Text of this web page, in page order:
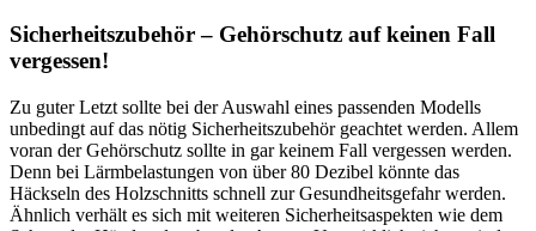
Sicherheitszubehör – Gehörschutz auf keinen Fall
vergessen!
Zu guter Letzt sollte bei der Auswahl eines passenden Modells
unbedingt auf das nötig Sicherheitszubehör geachtet werden. Allem
voran der Gehörschutz sollte in gar keinem Fall vergessen werden.
Denn bei Lärmbelastungen von über 80 Dezibel könnte das
Häckseln des Holzschnitts schnell zur Gesundheitsgefahr werden.
Ähnlich verhält es sich mit weiteren Sicherheitsaspekten wie dem